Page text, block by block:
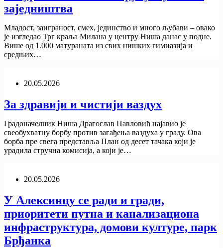
заједништва
Младост, заиграност, смех, јединство и много љубави – овако
је изгледао Трг краља Милана у центру Ниша данас у подне.
Више од 1.000 матураната из свих нишких гимназија и
средњих…
20.05.2026
За здравији и чистији ваздух
Градоначелник Ниша Драгослав Павловић најавио је
свеобухватну борбу против загађења ваздуха у граду. Ова
борба пре свега представља План од десет тачака који је
урадила стручна комисија, а који је…
20.05.2026
У Алексинцу се ради и гради,
приоритети путна и канализациона
инфраструктура, домови културе, парк
Брђанка